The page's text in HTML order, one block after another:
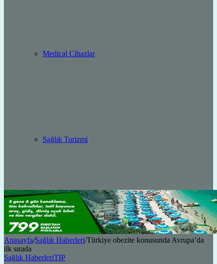
Medical Cihazlar
Sağlık Turizmi
Anasayfa/Sağlık Haberleri/Türkiye obezite konusunda Avrupa’da
ilk sırada
Sağlık HaberleriTIP